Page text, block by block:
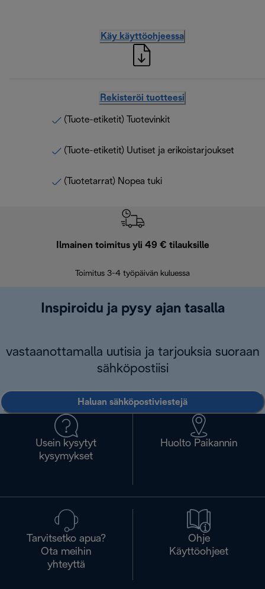
Käy käyttöohjeessa
Rekisteröi tuotteesi
(Tuote-etiketit) Tuotevinkit
(Tuote-etiketit) Uutiset ja erikoistarjoukset
(Tuotetarrat) Nopea tuki
Ilmainen toimitus yli 49 € tilauksille
Toimitus 3-4 työpäivän kuluessa
Inspiroidu ja pysy ajan tasalla
vastaanottamalla uutisia ja tarjouksia suoraan
sähköpostiisi
Haluan sähköpostiviestejä
Usein kysytyt
kysymykset
Huolto Paikannin
Tarvitsetko apua?
Ota meihin
yhteyttä
Ohje
Käyttöohjeet